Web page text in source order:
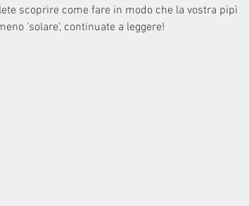
scoprire come fare in modo che la vostra pipì
'solare', continuate a leggere!